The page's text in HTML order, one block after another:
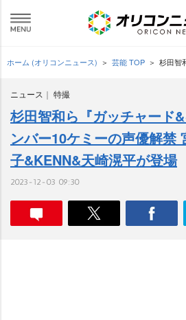
ホーム (オリコンニュース) 芸能 TOP 杉田智
ニュース 特撮
杉田智和ら『ガッチャード
ンバー10ケミーの声優解禁
子&KENN&天崎滉平が登場
2023-12-03 09:30